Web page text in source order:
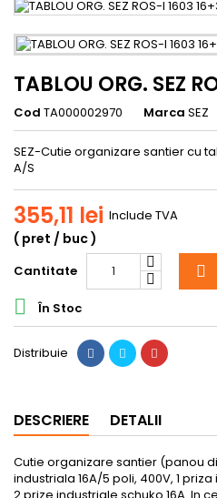
TABLOU ORG. SEZ
Cod TA000002970 Marca SEZ
SEZ-Cutie organizare santier cu
A/S
355,11 lei
( pret / buc )
Include TVA
Cantitate 
 În Stoc
Distribuie
DESCRIERE DETALII
Cutie organizare santier (panou
industriala 16A/5 poli, 400V, 1